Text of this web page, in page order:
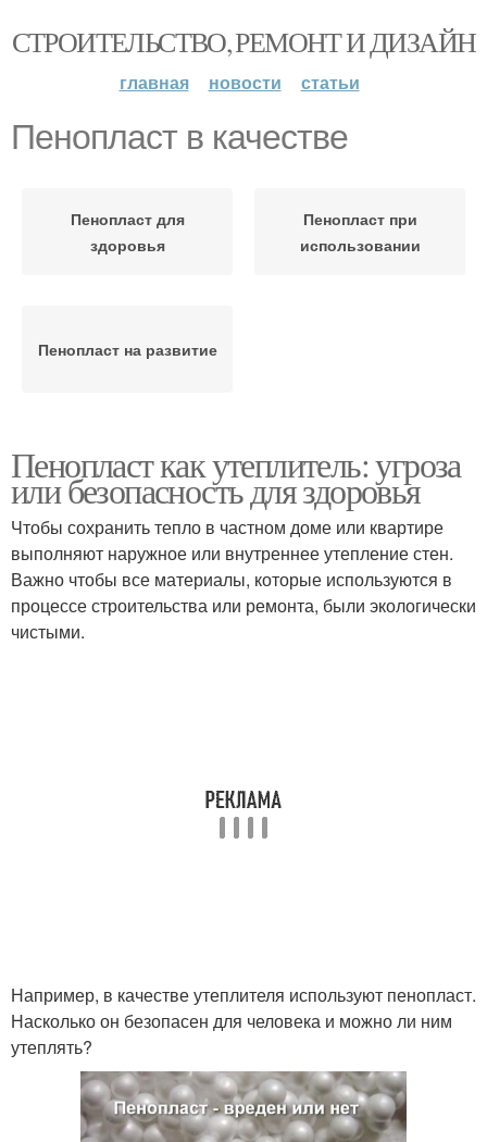
СТРОИТЕЛЬСТВО, РЕМОНТ И ДИЗАЙН
главная новости статьи
Пенопласт в качестве
Пенопласт для
здоровья
Пенопласт при
использовании
Пенопласт на развитие
Пенопласт как утеплитель: угроза
или безопасность для здоровья
Чтобы сохранить тепло в частном доме или квартире
выполняют наружное или внутреннее утепление стен.
Важно чтобы все материалы, которые используются в
процессе строительства или ремонта, были экологически
чистыми.
Например, в качестве утеплителя используют пенопласт.
Насколько он безопасен для человека и можно ли ним
утеплять?